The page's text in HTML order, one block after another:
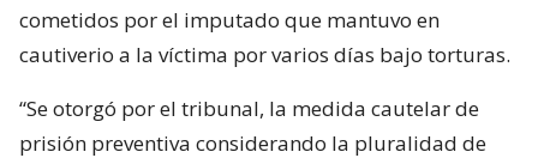
cometidos por el imputado que mantuvo en
cautiverio a la víctima por varios días bajo torturas.
“Se otorgó por el tribunal, la medida cautelar de
prisión preventiva considerando la pluralidad de